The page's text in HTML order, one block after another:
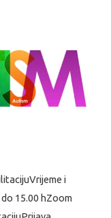
i
15.00 hZoom